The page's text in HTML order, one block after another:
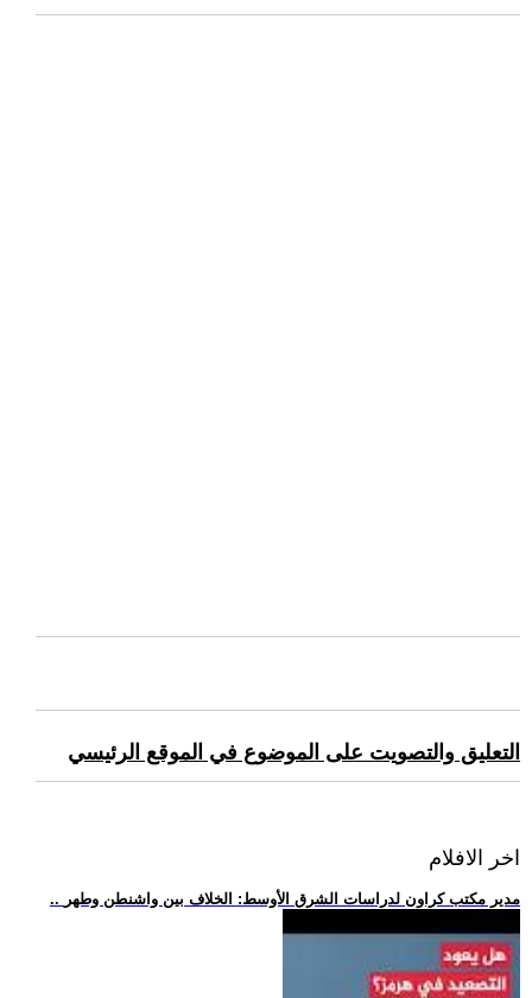
التعليق والتصويت على الموضوع في الموقع الرئيسي
اخر الافلام
.. مدير مكتب كراون لدراسات الشرق الأوسط: الخلاف بين واشنطن وطهر